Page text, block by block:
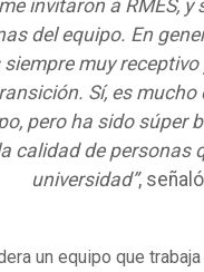
invitaron a RMES, y
del equipo. En
muy
Sí, es
pero ha sido súper
calidad de personas
universidad”,
un equipo que